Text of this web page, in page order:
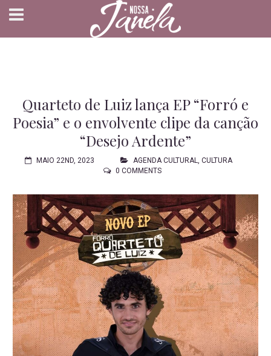
Quarteto de Luiz lança EP “Forró e
Poesia” e o envolvente clipe da canção
“Desejo Ardente”
MAIO 22ND, 2023 AGENDA CULTURAL, CULTURA
0 COMMENTS